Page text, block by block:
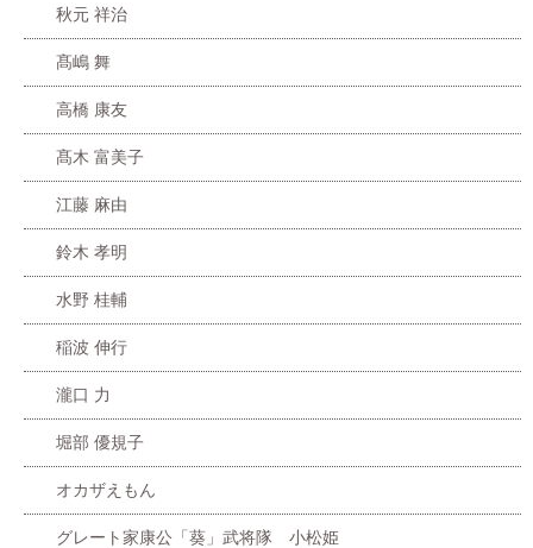
秋元 祥治
髙嶋 舞
高橋 康友
髙木 富美子
江藤 麻由
鈴木 孝明
水野 桂輔
稲波 伸行
瀧口 力
堀部 優規子
オカザえもん
グレート家康公「葵」武将隊 小松姫